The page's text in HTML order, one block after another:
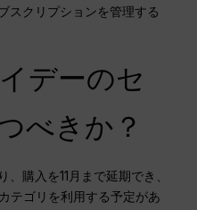
スクリプションを管理する
デーのセ
べきか？
購入を11月まで延期でき、
テゴリを利用する予定があ